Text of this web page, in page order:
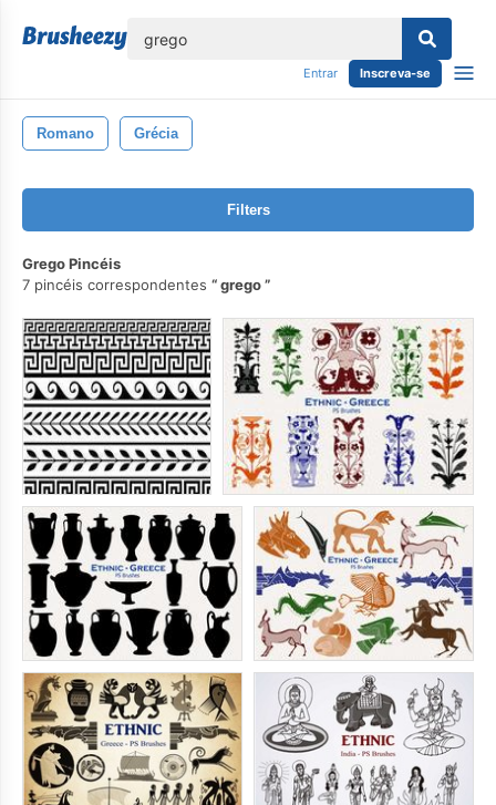
Entrar Inscreva-se
Romano Grécia
Filters
Grego Pincéis
7 pincéis correspondentes
grego